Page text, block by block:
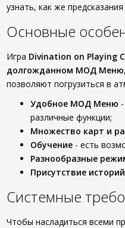
узнать, как же
Основные
Игра Divination on Playing
долгожданном МОД Меню
позволяют погрузиться в
Удобное МОД Меню
различные функции;
Множество карт и
Обучение - есть
Разнообразные
Присутствие историй
Системные
Чтобы насладиться всеми